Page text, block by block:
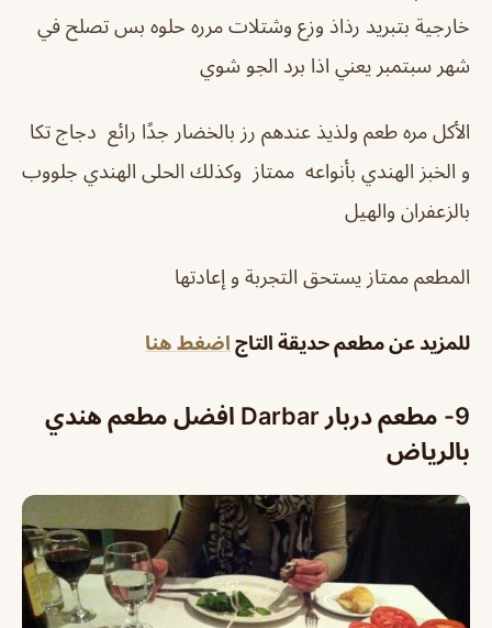
خارجية بتبريد رذاذ وزع وشتلات مرره حلوه بس تصلح في
شهر سبتمبر يعني اذا برد الجو شوي
الأكل مره طعم ولذيذ عندهم رز بالخضار جدًا رائع دجاج تكا
و الخبز الهندي بأنواعه ممتاز وكذلك الحلى الهندي جلووب
بالزعفران والهيل
المطعم ممتاز يستحق التجربة و إعادتها
للمزيد عن مطعم حديقة التاج اضغط هنا
9- مطعم دربار Darbar
افضل مطعم هندي
بالرياض